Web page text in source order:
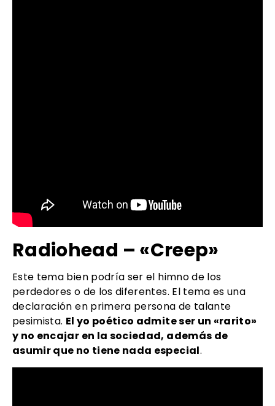
Radiohead – «Creep»
Este tema bien podría ser el himno de los
perdedores o de los diferentes. El tema es una
declaración en primera persona de talante
pesimista. El yo poético admite ser un «rarito»
y no encajar en la sociedad, además de
asumir que no tiene nada especial.